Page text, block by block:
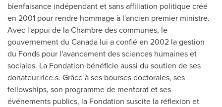
bienfaisance indépendant et sans affiliation politique créé
en 2001 pour rendre hommage à l'ancien premier ministre.
Avec l'appui de la Chambre des communes, le
gouvernement du Canada lui a confié en 2002 la gestion
du Fonds pour l'avancement des sciences humaines et
sociales. La Fondation bénéficie aussi du soutien de ses
donateur.rice.s. Grâce à ses bourses doctorales, ses
fellowships, son programme de mentorat et ses
événements publics, la Fondation suscite la réflexion et